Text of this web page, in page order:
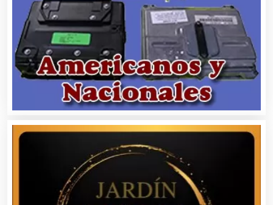
Automatización
Automóviles Nuevos y Usados
Autopartes Eléctricas
Balnearios